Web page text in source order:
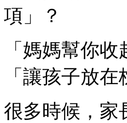
項」？
「媽媽幫你收
「讓孩子放在
很多時候，家